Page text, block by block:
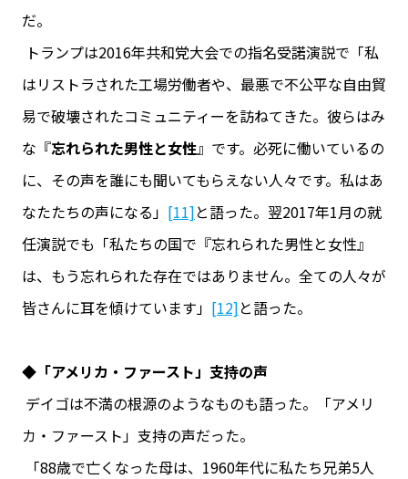
だ。
トランプは2016年共和党大会での指名受諾演説で「私
はリストラされた工場労働者や、最悪で不公平な自由貿
易で破壊されたコミュニティーを訪ねてきた。彼らはみ
な『忘れられた男性と女性』です。必死に働いているの
に、その声を誰にも聞いてもらえない人々です。私はあ
なたたちの声になる」 [11]と語った。翌2017年1月の就
任演説でも「私たちの国で『忘れられた男性と女性』
は、もう忘れられた存在ではありません。全ての人々が
皆さんに耳を傾けています」 [12]と語った。
◆「アメリカ・ファースト」支持の声
デイゴは不満の根源のようなものも語った。「アメリ
カ・ファースト」支持の声だった。
「88歳で亡くなった母は、1960年代に私たち兄弟5人